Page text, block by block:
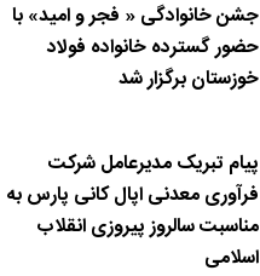
جشن خانوادگی « فجر و امید» با
حضور گسترده خانواده فولاد
خوزستان برگزار شد
پیام تبریک مدیرعامل شرکت
فرآوری معدنی اپال کانی پارس به
مناسبت سالروز پیروزی انقلاب
اسلامی